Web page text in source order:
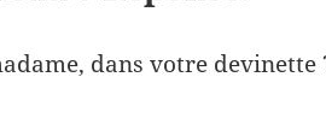
dans votre devinette